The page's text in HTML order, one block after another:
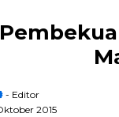
- Editor
2015